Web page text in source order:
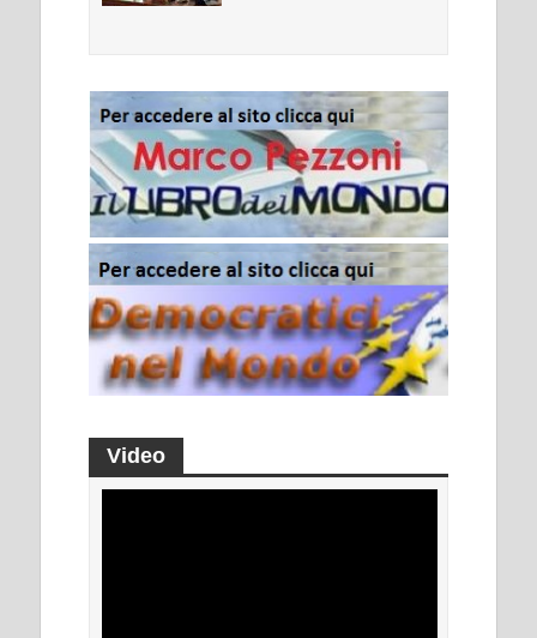
Video